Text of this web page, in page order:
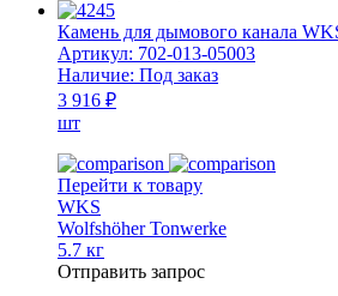
Камень для дымового канала
Артикул: 702-013-05003
Наличие: Под заказ
3 916 ₽
шт
Перейти к товару
WKS
Wolfshöher Tonwerke
5.7 кг
Отправить запрос